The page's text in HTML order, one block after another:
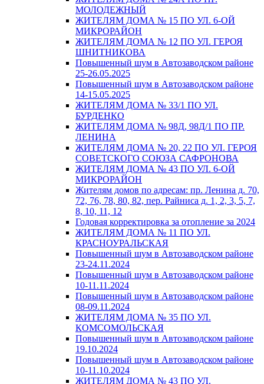
МОЛОДЕЖНЫЙ
ЖИТЕЛЯМ ДОМА № 15 ПО УЛ. 6-ОЙ
МИКРОРАЙОН
ЖИТЕЛЯМ ДОМА № 12 ПО УЛ. ГЕРОЯ
ШНИТНИКОВА
Повышенный шум в Автозаводском районе
25-26.05.2025
Повышенный шум в Автозаводском районе
14-15.05.2025
ЖИТЕЛЯМ ДОМА № 33/1 ПО УЛ.
БУРДЕНКО
ЖИТЕЛЯМ ДОМА № 98Д, 98Д/1 ПО ПР.
ЛЕНИНА
ЖИТЕЛЯМ ДОМА № 20, 22 ПО УЛ. ГЕРОЯ
СОВЕТСКОГО СОЮЗА САФРОНОВА
ЖИТЕЛЯМ ДОМА № 43 ПО УЛ. 6-ОЙ
МИКРОРАЙОН
Жителям домов по адресам: пр. Ленина д. 70,
72, 76, 78, 80, 82, пер. Райниса д. 1, 2, 3, 5, 7,
8, 10, 11, 12
Годовая корректировка за отопление за 2024
ЖИТЕЛЯМ ДОМА № 11 ПО УЛ.
КРАСНОУРАЛЬСКАЯ
Повышенный шум в Автозаводском районе
23-24.11.2024
Повышенный шум в Автозаводском районе
10-11.11.2024
Повышенный шум в Автозаводском районе
08-09.11.2024
ЖИТЕЛЯМ ДОМА № 35 ПО УЛ.
КОМСОМОЛЬСКАЯ
Повышенный шум в Автозаводском районе
19.10.2024
Повышенный шум в Автозаводском районе
10-11.10.2024
ЖИТЕЛЯМ ДОМА № 43 ПО УЛ.